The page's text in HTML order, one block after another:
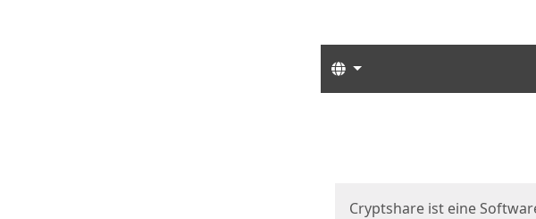
Sprachen
Cryptshare ist eine